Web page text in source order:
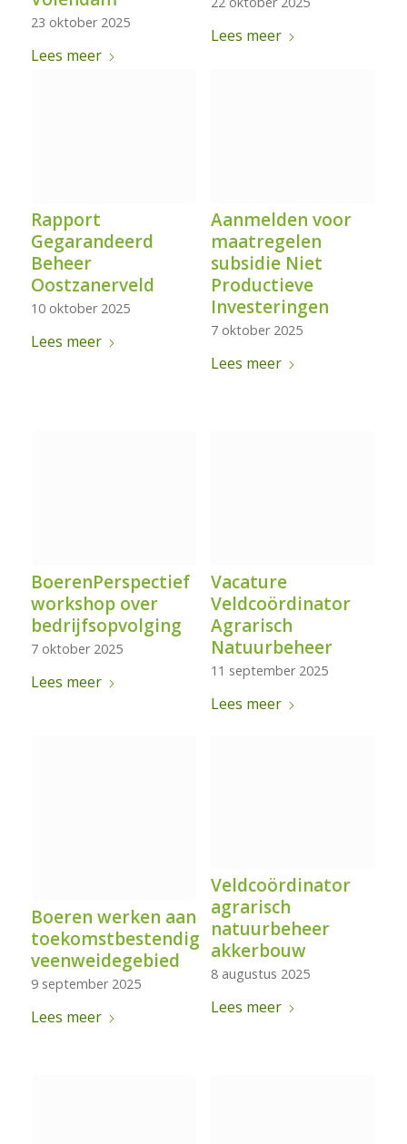
23 oktober 2025
Lees meer
Lees meer
Rapport
Gegarandeerd
Beheer
Oostzanerveld
10 oktober 2025
Lees meer
Aanmelden voor
maatregelen
subsidie Niet
Productieve
Investeringen
7 oktober 2025
Lees meer
BoerenPerspectief
workshop over
bedrijfsopvolging
7 oktober 2025
Lees meer
Vacature
Veldcoördinator
Agrarisch
Natuurbeheer
11 september 2025
Lees meer
Boeren werken aan
toekomstbestendig
veenweidegebied
9 september 2025
Lees meer
Veldcoördinator
agrarisch
natuurbeheer
akkerbouw
8 augustus 2025
Lees meer